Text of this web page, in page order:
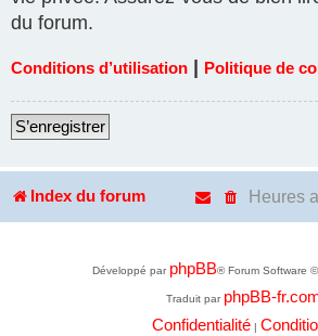
du forum.
Conditions d’utilisation Politique de
S’enregistrer
Index du forum Heures
Développé par phpBB® Forum Software
Traduit par phpBB-
Confidentialité|